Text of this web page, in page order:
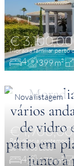
€
Moradia familiar perto
4 399 m²
€
Residência
de Vale do Lobo
4 170 m²
Nova listagem